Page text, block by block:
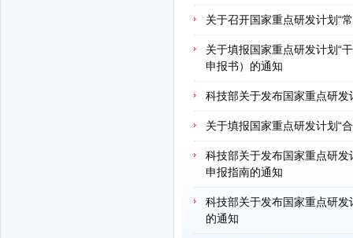
关于召开国家重点研发计划“
关于填报国家重点研发计划“
申报书）的通知
科技部关于发布国家重点研
关于填报国家重点研发计划“
科技部关于发布国家重点研发
申报指南的通知
科技部关于发布国家重点研发
的通知